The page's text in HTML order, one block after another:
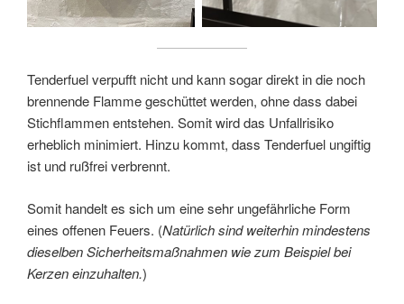
Tenderfuel verpufft nicht und kann sogar direkt in die noch
brennende Flamme geschüttet werden, ohne dass dabei
Stichflammen entstehen. Somit wird das Unfallrisiko
erheblich minimiert. Hinzu kommt, dass Tenderfuel ungiftig
ist und rußfrei verbrennt.
Somit handelt es sich um eine sehr ungefährliche Form
eines offenen Feuers. (Natürlich sind weiterhin mindestens
dieselben Sicherheitsmaßnahmen wie zum Beispiel bei
Kerzen einzuhalten.)